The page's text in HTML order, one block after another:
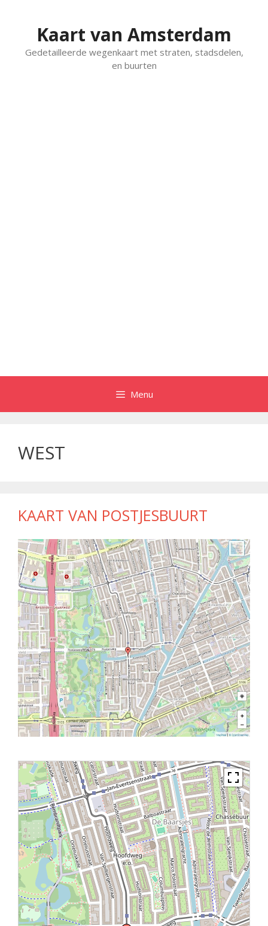
Kaart van Amsterdam
Gedetailleerde wegenkaart met straten, stadsdelen,
en buurten
Menu
WEST
KAART VAN POSTJESBUURT